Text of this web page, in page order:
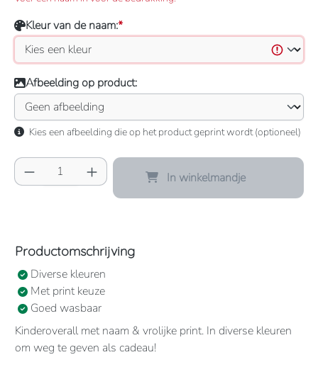
Kleur van de naam:*
Afbeelding op product:
Kies een afbeelding die op het product geprint wordt (optioneel)
Producthoeveelheid: Voer de gewenste
In winkelmandje
Productomschrijving
Diverse kleuren
Met print keuze
Goed wasbaar
Kinderoverall met naam & vrolijke print. In diverse kleuren
om weg te geven als cadeau!